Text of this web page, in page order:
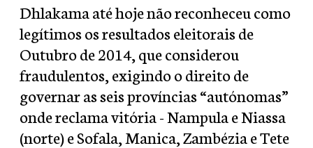
Dhlakama até hoje não reconheceu como
legítimos os resultados eleitorais de
Outubro de 2014, que considerou
fraudulentos, exigindo o direito de
governar as seis províncias “autónomas”
onde reclama vitória - Nampula e Niassa
(norte) e Sofala, Manica, Zambézia e Tete